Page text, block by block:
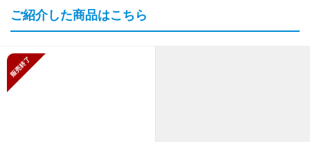
ご紹介した商品はこちら